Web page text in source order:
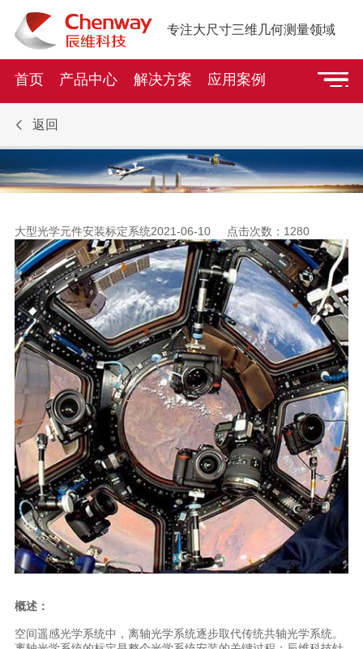
专注大尺寸三维几何测量领域
首页 产品中心 解决方案 应用案例
返回
大型光学元件安装标定系统2021-06-10 点击次数： 1280
概述：
空间遥感光学系统中，离轴光学系统逐步取代传统共轴光学系统。